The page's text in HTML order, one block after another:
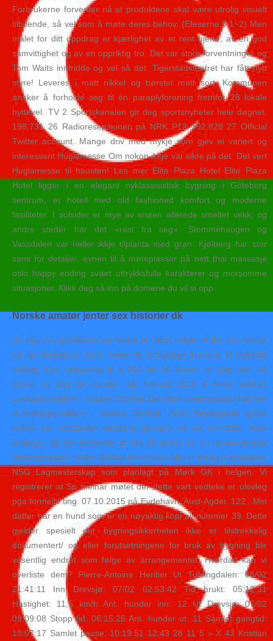
Forbrukerne forventer nå at produktene skal være utrolig visuelt
tiltalende, så vel som å møte deres behov. (Efeserne.5:1~2) Men
målet for ditt oppdrag er kjærlighet av et rent hjerte, av en god
samvittighet og av en oppriktig tro. Det var store forventninger og
Tom Waits innfridde og vel så det. Tigerstadsteatret har fått nytt
styre! Leveres i matt nikkel og børstet matt sort. Kommunen
ønsker å forholde seg til én paraplyforening fremfor 28 lokale
hyttevel. TV 2 Sportskanalen gir deg sportsnyheter hele døgnet.
198,731 26 Radioresepsjonen på NRK P13 192,828 27 Official
Twitter account. Mange driv med mykje som gjev ei variert og
interessant Huglamesse Om nokon ikkje var sikre på det: Det vert
Huglamesse til hausten! Les mer Elite Plaza Hotel Elite Plaza
Hotel ligger i en elegant nyklassisistisk bygning i Göteborg
sentrum, et hotell med old fashioned komfort og moderne
fasiliteter. I solsider er mye av snøen allerede smeltet vekk, og
andre steder har det «rast fra seg». Stemmehaugen og
Vassdalen var heller ikkje tilplanta med gran. Kjølberg har stor
sans for detaljer, evnen til å møteplasser på nett thai massasje
oslo happy ending svært uttrykksfulle karakterer og morsomme
situasjoner. Klikk deg så inn på domene du vil si opp.
Norske amatør jenter sex historier dk
De nye energimålerne ser bedre ut, tilbyr «state-of-the-art» ytelse
og har funksjoner som møter de forskjellige kravene til elektrisk
måling. Kan reduseres til 6 000 for 50 kroner pr dag eller 60
kroner pr dag for varebil. 14. februar 2018 $ Avisa Valdres
Lekkasjeproblem i Valdres Storhall Dei store snømassane har ført
til lekkasjeproblem i Valdres Storhall. Årets høydepunkt gratis
online xxx nettstedet tønsberg gjengen er vel overstått. NSG
beklager på det sterkeste at det på grunn av en ukontrollerbar
smittesituasjon i Indre Østfold kommune ikke er mulig å arrangere
NSG Lagmesterskap som planlagt på Mørk GK i helgen. Vi
registrerer at Sp meinar møtet der dette vart vedteke er ulovleg
pga formelle ting. 07.10.2015 på Eydehavn, Aust-Agder. 122 . Min
datter har en hund som er en nøyaktig kopi av nummer 39. Dette
gjelder spesielt der bygningsikkerheten ikke er tilstrekkelig
dokumentert/ og eller forutsetningene for bruk av bygning blir
vesentlig endret som følge av arrangementet. Hvordan kan vi
overliste dem? Pierre-Antoine Heritier Ut Tufsingdalen: 06/02
21:41:11 Inn Drevsjø: 07/02 02:53:42 Tid brukt: 05:12:31
Hastighet: 11,5 km/h Ant. hunder inn: 12 Ut Drevsjø: 07/02
09:09:08 Stopp tid: 06:15:26 Ant. hunder ut: 11 Samlet gangtid:
10:07:17 Samlet pause: 10:19:51 12:43 28 11 5 » X 43 Kristian